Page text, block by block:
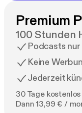
Premium
100 Stunden
Podcasts
Keine
Jederzeit
30 Tage
Dann 13,99 € /